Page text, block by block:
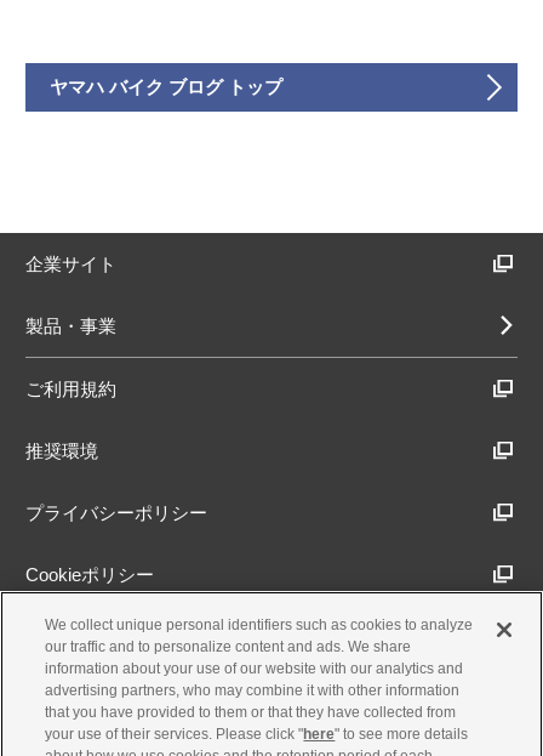
ヤマハ バイク ブログ トップ
企業サイト
製品・事業
ご利用規約
推奨環境
プライバシーポリシー
Cookieポリシー
アクセシビリティ方針
古物営業法に基づく表示
We collect unique personal identifiers such as cookies to analyze
our traffic and to personalize content and ads. We share
information about your use of our website with our analytics and
advertising partners, who may combine it with other information
that you have provided to them or that they have collected from
your use of their services. Please click "here" to see more details